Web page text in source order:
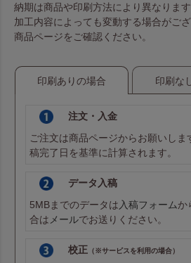
納期は商品や印刷方法により異なりま
加工内容によっても変動する場合がご
商品ページをご確認ください。
印刷ありの場合 印刷な
注文・入金
ご注文は商品ページからお願いしま
稿完了日を基準に計算されます。
データ入稿
5MBまでのデータは 入稿フォームか
合は メールでお送りください。
校正（※サービスを利用の場合）